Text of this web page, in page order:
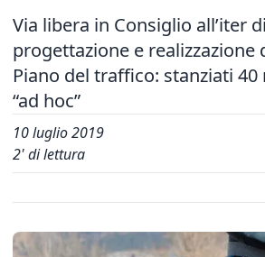
Via libera in Consiglio all’iter di
progettazione e realizzazione
Piano del traffico: stanziati 40
“ad hoc”
10 luglio 2019
2' di lettura